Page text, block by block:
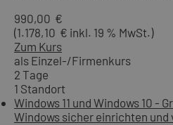
990,00 €
(1.178,10 € inkl. 19 % MwSt.)
Zum Kurs
als Einzel-/Firmenkurs
2 Tage
1 Standort
Windows 11 und Windows 10 -
Windows sicher einrichten und